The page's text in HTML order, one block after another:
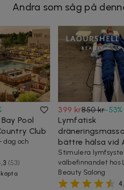
Andra som såg på
Pool
Club
dag och
(53)
köpta
399 kr850 kr-53%
Lymfatisk
bättre hälsa vid
Stimulera
välbefinnandet hos
Beauty Salong